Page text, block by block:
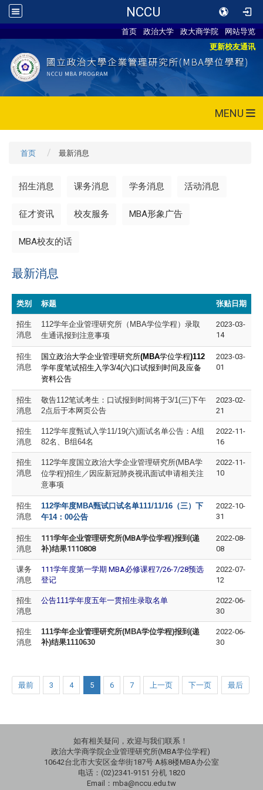
NCCU
首页 政治大学 政大商学院
网站导览
更新校友通讯
MENU
首页 最新消息
招生消息 课务消息 学务消息 活动消息
征才资讯 校友服务 MBA形象广告
MBA校友的话
最新消息
类别 标题 张贴日期
招生
消息
112学年企业管理研究所（MBA学位学程）录取
生通讯报到注意事项
2023-03-
14
招生
消息
国立政治大学企业管理研究所(MBA学位学程)112
学年度笔试招生入学3/4(六)口试报到时间及应备
资料公告
2023-03-
01
招生
消息
敬告112笔试考生：口试报到时间将于3/1(三)下午
2点后于本网页公告
2023-02-
21
招生
消息
112学年度甄试入学11/19(六)面试名单公告：A组
82名、B组64名
2022-11-
16
招生
消息
112学年度国立政治大学企业管理研究所(MBA学
位学程)招生／因应新冠肺炎视讯面试申请相关注
意事项
2022-11-
10
招生
消息
112学年度MBA甄试口试名单111/11/16（三）下
午14：00公告
2022-10-
31
招生
消息
111学年企业管理研究所(MBA学位学程)报到 (递
补)结果1110808
2022-08-
08
课务
消息
111学年度第一学期 MBA必修课程7/26-7/28预选
登记
2022-07-
12
招生
消息
公告111学年度五年一贯招生录取名单
2022-06-
30
招生
消息
111学年企业管理研究所(MBA学位学程)报到 (递
补)结果1110630
2022-06-
30
最前 3 4 5 6 7 上一页 下一页 最后
如有相关疑问，欢迎与我们联系！
政治大学商学院企业管理研究所(MBA学位学程)
10642台北市大安区金华街187号 A栋8楼MBA办公室
电话：(02)2341-9151 分机 1820
Email：mba@nccu.edu.tw